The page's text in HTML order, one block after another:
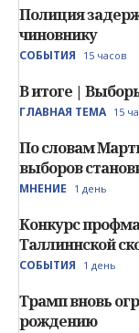
Полиция
чиновнику
СОБЫТИЯ 15 часов
В итоге |
ГЛАВНАЯ ТЕМА 15
По словам
выборов
МНЕНИЕ 1 день
Конкурс
Таллиннской
СОБЫТИЯ 1 день
Трамп вновь
рождению